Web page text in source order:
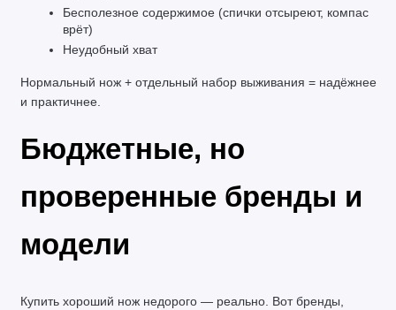
Бесполезное содержимое (спички отсыреют, компас
врёт)
Неудобный хват
Нормальный нож + отдельный набор выживания = надёжнее
и практичнее.
Бюджетные, но
проверенные бренды и
модели
Купить хороший нож недорого — реально. Вот бренды,